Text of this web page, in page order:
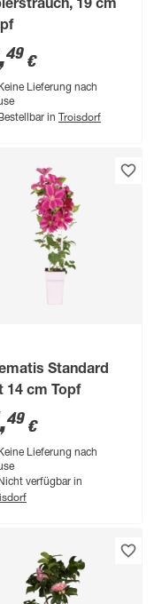
19 cm
,49 €
Keine Lieferung nach
Bestellbar in Troisdorf
Standard
14 cm Topf
,49 €
Keine Lieferung nach
Nicht verfügbar in